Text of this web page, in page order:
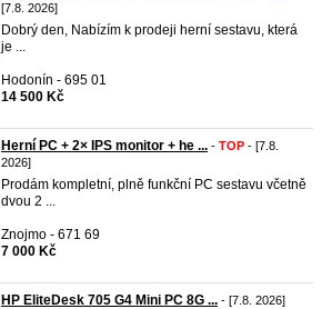
[7.8. 2026]
Dobrý den, Nabízím k prodeji herní sestavu, která
je ...
Hodonín - 695 01
14 500 Kč
Herní PC + 2× IPS monitor + he ... - TOP - [7.8.
2026]
Prodám kompletní, plně funkční PC sestavu včetně
dvou 2 ...
Znojmo - 671 69
7 000 Kč
HP EliteDesk 705 G4 Mini PC 8G ... - [7.8. 2026]